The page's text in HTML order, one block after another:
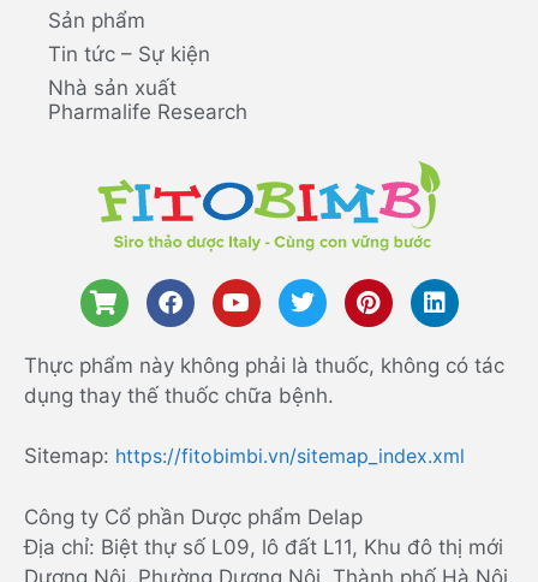
Sản phẩm
Tin tức – Sự kiện
Nhà sản xuất
Pharmalife Research
Thực phẩm này không phải là thuốc, không có tác
dụng thay thế thuốc chữa bệnh.
Sitemap: https://fitobimbi.vn/sitemap_index.xml
Công ty Cổ phần Dược phẩm Delap
Địa chỉ: Biệt thự số L09, lô đất L11, Khu đô thị mới
Dương Nội, Phường Dương Nội, Thành phố Hà Nội,